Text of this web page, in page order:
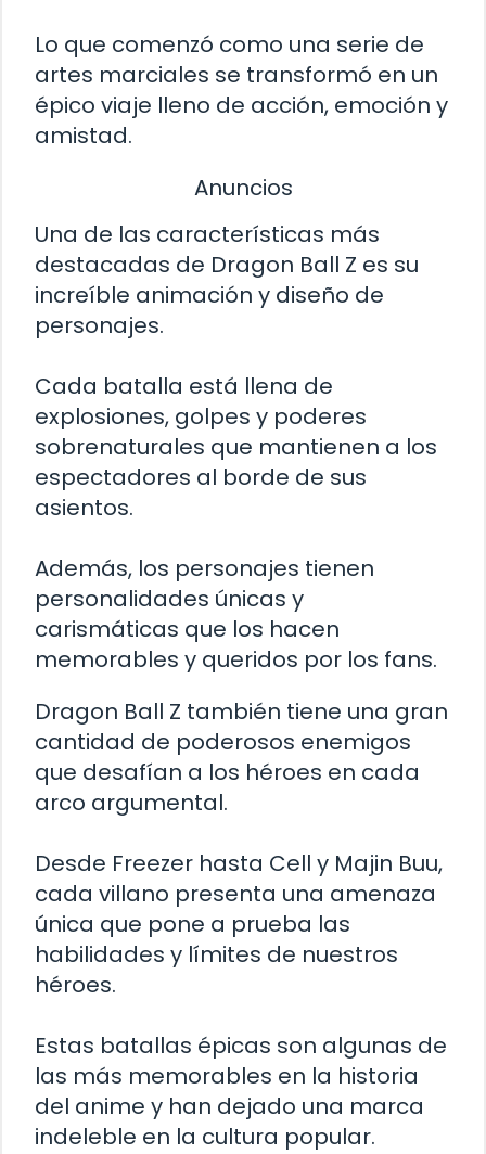
Lo que comenzó como una serie de
artes marciales se transformó en un
épico viaje lleno de acción, emoción y
amistad.
Anuncios
Una de las características más
destacadas de Dragon Ball Z es su
increíble animación y diseño de
personajes.
Cada batalla está llena de
explosiones, golpes y poderes
sobrenaturales que mantienen a los
espectadores al borde de sus
asientos.
Además, los personajes tienen
personalidades únicas y
carismáticas que los hacen
memorables y queridos por los fans.
Dragon Ball Z también tiene una gran
cantidad de poderosos enemigos
que desafían a los héroes en cada
arco argumental.
Desde Freezer hasta Cell y Majin Buu,
cada villano presenta una amenaza
única que pone a prueba las
habilidades y límites de nuestros
héroes.
Estas batallas épicas son algunas de
las más memorables en la historia
del anime y han dejado una marca
indeleble en la cultura popular.